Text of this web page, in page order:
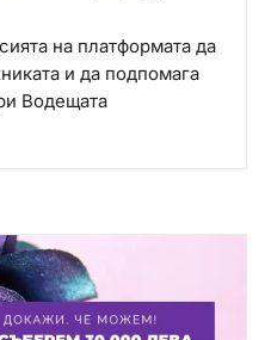
на платформата да
и да подпомага
Водещата